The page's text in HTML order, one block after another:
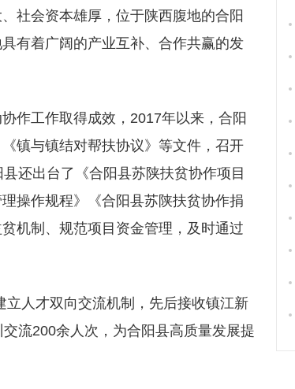
社会资本雄厚，位于陕西腹地的合阳
有着广阔的产业互补、合作共赢的发
作工作取得成效，2017年以来，合阳
镇与镇结对帮扶协议》等文件，召开
还出台了《合阳县苏陕扶贫协作项目
操作规程》《合阳县苏陕扶贫协作捐
机制、规范项目资金管理，及时通过
立人才双向交流机制，先后接收镇江新
流200余人次，为合阳县高质量发展提